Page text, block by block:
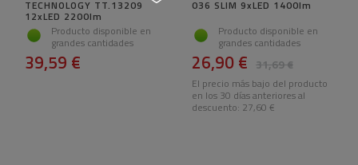
TECHNOLOGY TT.13209
12xLED 2200lm
Producto disponible en
grandes cantidades
39,59 €
036 SLIM 9xLED 1400lm
Producto disponible en
grandes cantidades
31,69 €
26,90 €
El precio más bajo del producto
en los 30 días anteriores al
descuento: 27,60 €